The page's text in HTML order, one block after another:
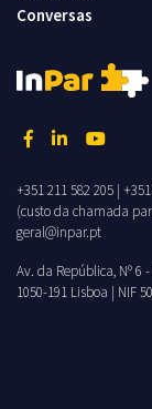
Conversas
+351 211 582 205 |
(custo da chamada
geral@inpar.pt
Av. da República, Nº 6 -
1050-191 Lisboa | NIF